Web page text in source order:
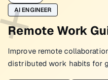
我见过不少人同时开了好几个平台
先把平台分成三类
1. 自由职业平台
AI ENGINEER
Remote Work
Improve remote
distributed work habits for